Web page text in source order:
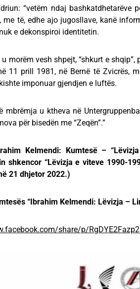
“vetëm ndaj bashkatdhetarëve
me të, edhe ajo jugosllave, kanë
e dekonspiroi identitetin.
morëm vesh shpejt, “shkurt e
11 prill 1981, në Bernë të Zvicrës,
imponuar gjendjen e luftës.
mbrëmja u ktheva në
për bisedën me “Zeqën”.”
Kelmendi: Kumtesë –
shkencor “Lëvizja e viteve 1990-
21 dhjetor 2022.)
“Ibrahim Kelmendi: Lëvizja –
share/p/